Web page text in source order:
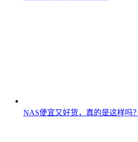
NAS便宜又好货，真的是这样吗？